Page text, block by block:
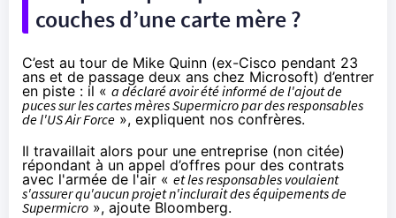
couches d’une carte mère ?
C’est au tour de Mike Quinn (ex-Cisco pendant 23
ans et de passage deux ans chez Microsoft) d’entrer
en piste : il « a déclaré avoir été informé de l'ajout de
puces sur les cartes mères Supermicro par des responsables
de l'US Air Force », expliquent nos confrères.
Il travaillait alors pour une entreprise (non citée)
répondant à un appel d’offres pour des contrats
avec l'armée de l'air « et les responsables voulaient
s'assurer qu'aucun projet n'inclurait des équipements de
Supermicro », ajoute Bloomberg.